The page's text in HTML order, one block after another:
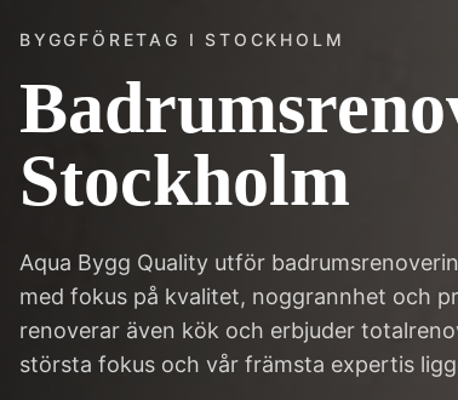
BYGGFÖRETAG I STOCKHOLM
Stockholm
Aqua Bygg Quality utför
med fokus på kvalitet, noggrannhet och
renoverar även kök och erbjuder
största fokus och vår främsta expertis